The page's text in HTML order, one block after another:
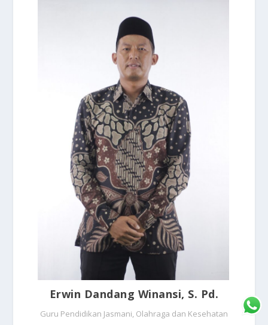
Erwin Dandang Winansi, S. Pd.
Guru Pendidikan Jasmani, Olahraga dan Kesehatan